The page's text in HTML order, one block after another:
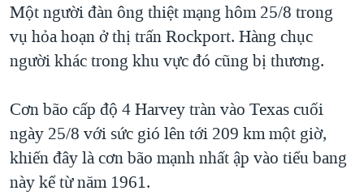
Một người đàn ông thiệt mạng hôm 25/8 trong
vụ hỏa hoạn ở thị trấn Rockport. Hàng chục
người khác trong khu vực đó cũng bị thương.
Cơn bão cấp độ 4 Harvey tràn vào Texas cuối
ngày 25/8 với sức gió lên tới 209 km một giờ,
khiến đây là cơn bão mạnh nhất ập vào tiểu bang
này kể từ năm 1961.